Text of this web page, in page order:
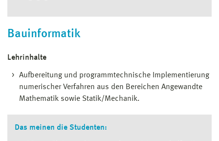
Bauinformatik
Lehrinhalte
Aufbereitung und programmtechnische Implementierung
numerischer Verfahren aus den Bereichen Angewandte
Mathematik sowie Statik/Mechanik.
Das meinen die Studenten: